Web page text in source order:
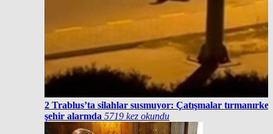
2 Trablus’ta silahlar susmuyor: Çatışmalar
şehir alarmda 5719 kez okundu